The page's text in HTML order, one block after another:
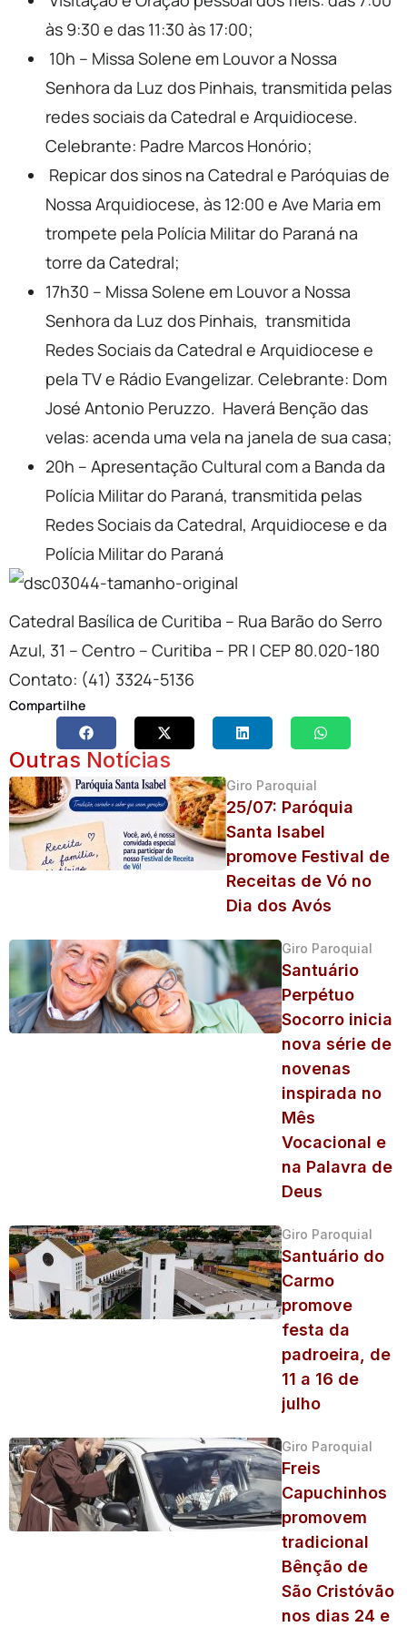
às 9:30 e das 11:30 às 17:00;
10h – Missa Solene em Louvor a Nossa
Senhora da Luz dos Pinhais, transmitida pelas
redes sociais da Catedral e Arquidiocese.
Celebrante: Padre Marcos Honório;
Repicar dos sinos na Catedral e Paróquias de
Nossa Arquidiocese, às 12:00 e Ave Maria em
trompete pela Polícia Militar do Paraná na
torre da Catedral;
17h30 – Missa Solene em Louvor a Nossa
Senhora da Luz dos Pinhais, transmitida
Redes Sociais da Catedral e Arquidiocese e
pela TV e Rádio Evangelizar. Celebrante: Dom
José Antonio Peruzzo. Haverá Benção das
velas: acenda uma vela na janela de sua casa;
20h – Apresentação Cultural com a Banda da
Polícia Militar do Paraná, transmitida pelas
Redes Sociais da Catedral, Arquidiocese e da
Polícia Militar do Paraná
Catedral Basílica de Curitiba – Rua Barão do Serro
Azul, 31 – Centro – Curitiba – PR | CEP 80.020-180
Contato: (41) 3324-5136
Compartilhe
Outras Notícias
Giro Paroquial
25/07: Paróquia
Santa Isabel
promove Festival de
Receitas de Vó no
Dia dos Avós
Giro Paroquial
Santuário
Perpétuo
Socorro inicia
nova série de
novenas
inspirada no
Mês
Vocacional e
na Palavra de
Deus
Giro Paroquial
Santuário do
Carmo
promove
festa da
padroeira, de
11 a 16 de
julho
Giro Paroquial
Freis
Capuchinhos
promovem
tradicional
Bênção de
São Cristóvão
nos dias 24 e